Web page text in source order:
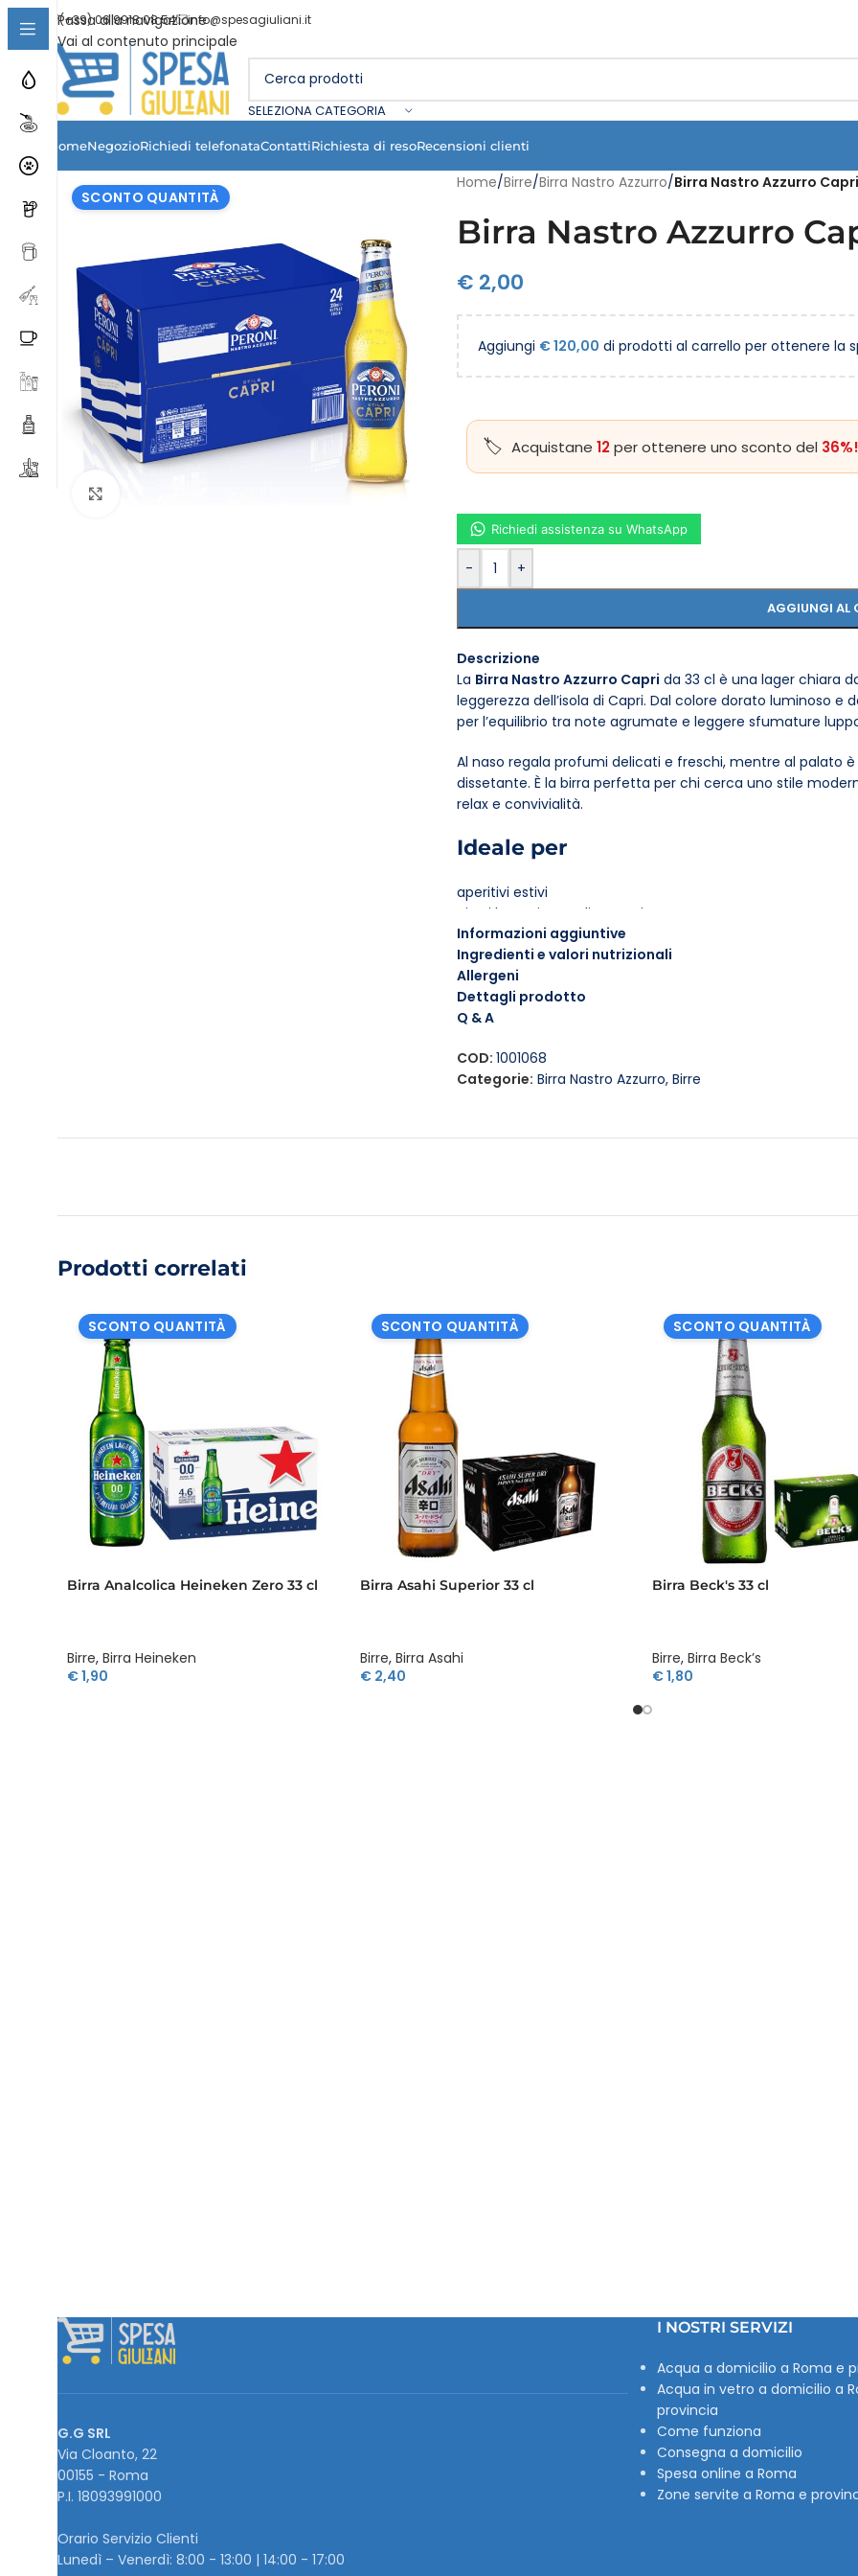
Passa alla navigazione
Vai al contenuto principale
(+39) 06 9918 08 54 info@spesagiuliani.it
SELEZIONA CATEGORIA
HomeNegozioRichiedi telefonataContattiRichiesta di resoRecensioni clienti
SCONTO QUANTITÀ
Home/Birre/Birra Nastro Azzurro/Birra Nastro Azzurro
Birra Nastro Azzurro
€ 2,00
Aggiungi €120,00 di prodotti al carrello per ottenere la
Acquistane12per ottenere uno sconto del 36%!
- +
AGGIUNGI AL
Richiedi assistenza su WhatsApp
Descrizione
La Birra Nastro Azzurro Capri da 33 cl è una lager chiara
leggerezza dell’isola di Capri. Dal colore dorato luminoso
per l’equilibrio tra note agrumate e leggere sfumature
Al naso regala profumi delicati e freschi, mentre al palato
dissetante. È la birra perfetta per chi cerca uno stile
relax e convivialità.
Ideale per
aperitivi estivi
piatti leggeri e mediterranei
pizza, insalate e finger food
Consiglio
Servila ben fredda, a circa 4-6°C, per apprezzarne al
Informazioni aggiuntive
Ingredienti e valori nutrizionali
Allergeni
Dettagli prodotto
Q & A
COD:1001068
Categorie: Birra Nastro Azzurro, Birre
Prodotti correlati
SCONTO QUANTITÀ
Birra Analcolica Heineken Zero 33 cl
Birre, Birra Heineken
€1,90
SCONTO QUANTITÀ
Birra Asahi Superior 33 cl
Birre, Birra Asahi
€2,40
SCONTO QUANTITÀ
Birra Beck's 33 cl
Birre, Birra Beck’s
€1,80
G.G SRL
Via Cloanto, 22
00155 - Roma
P.I. ‭18093991000
Orario Servizio Clienti
Lunedì – Venerdì: 8:00 - 13:00 | 14:00 - 17:00
I NOSTRI SERVIZI
Acqua a domicilio a Roma e
Acqua in vetro a domicilio a
provincia
Come funziona
Consegna a domicilio
Spesa online a Roma
Zone servite a Roma e